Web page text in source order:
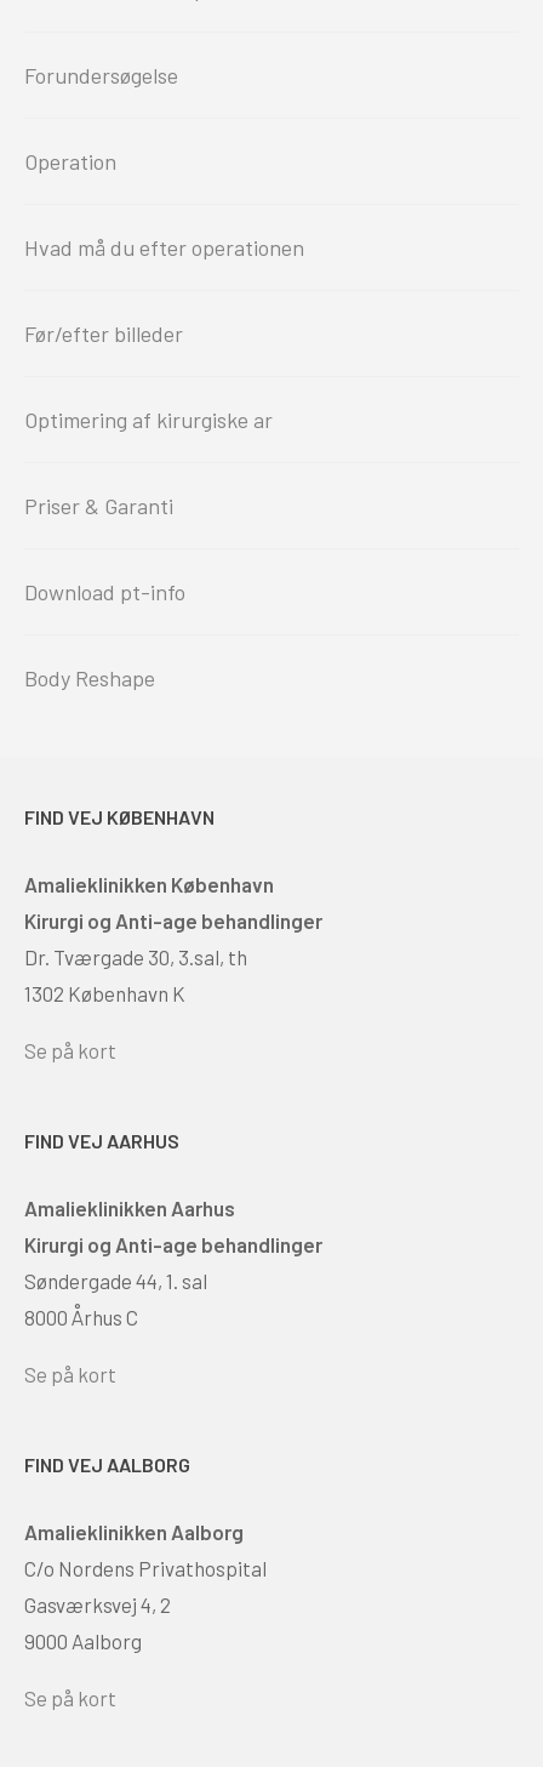
Forundersøgelse
Operation
Hvad må du efter operationen
Før/efter billeder
Optimering af kirurgiske ar
Priser & Garanti
Download pt-info
Body Reshape
FIND VEJ KØBENHAVN
Amalieklinikken København
Kirurgi og Anti-age behandlinger
Dr. Tværgade 30, 3.sal, th
1302 København K
Se på kort
FIND VEJ AARHUS
Amalieklinikken Aarhus
Kirurgi og Anti-age behandlinger
Søndergade 44, 1. sal
8000 Århus C
Se på kort
FIND VEJ AALBORG
Amalieklinikken Aalborg
C/o Nordens Privathospital
Gasværksvej 4, 2
9000 Aalborg
Se på kort